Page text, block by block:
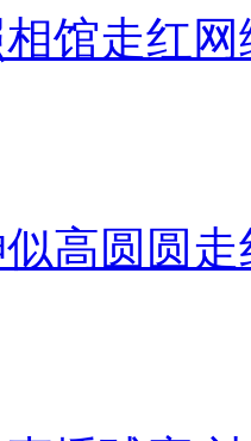
馆走红网
高圆圆走